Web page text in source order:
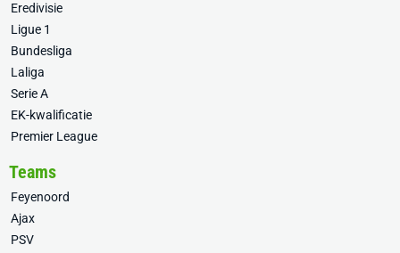
Eredivisie
Ligue 1
Bundesliga
Laliga
Serie A
EK-kwalificatie
Premier League
Teams
Feyenoord
Ajax
PSV